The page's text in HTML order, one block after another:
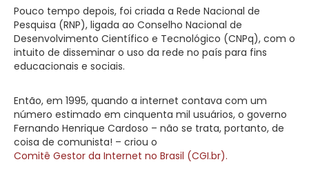
Pouco tempo depois, foi criada a Rede Nacional de
Pesquisa (RNP), ligada ao Conselho Nacional de
Desenvolvimento Científico e Tecnológico (CNPq), com o
intuito de disseminar o uso da rede no país para fins
educacionais e sociais.
Então, em 1995, quando a internet contava com um
número estimado em cinquenta mil usuários, o governo
Fernando Henrique Cardoso – não se trata, portanto, de
coisa de comunista! – criou o
Comitê Gestor da Internet no Brasil (CGI.br).